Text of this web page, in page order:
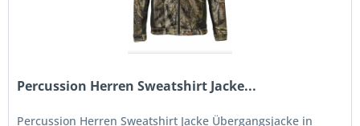
Percussion Herren Sweatshirt Jacke...
Percussion Herren Sweatshirt Jacke Übergangsjacke in